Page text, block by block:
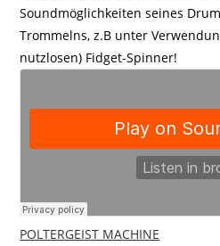
Soundmöglichkeiten seines
Trommelns, z.B unter
nutzlosen) Fidget-Spinner!
POLTERGEIST MACHINE